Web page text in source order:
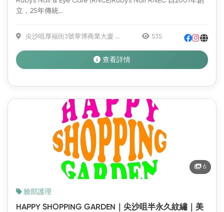
立，25年傳統...
尖沙咀厚福街3號華博商業大廈 ... 535
查看詳情
6
臉部護理
HAPPY SHOPPING GARDEN｜尖沙咀半永久紋繡｜美